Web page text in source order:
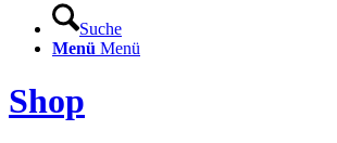
Suche
Menü Menü
Shop